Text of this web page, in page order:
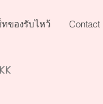
ทของรับไหว้ Contact